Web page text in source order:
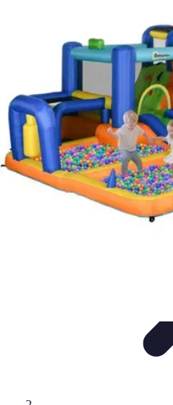
Consejos
Viajes Sostenibles
Viaja con Encanto